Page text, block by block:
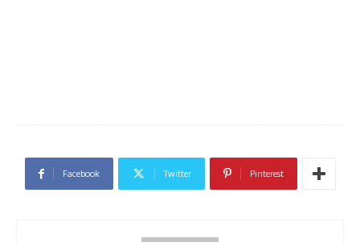
Facebook Twitter Pinterest